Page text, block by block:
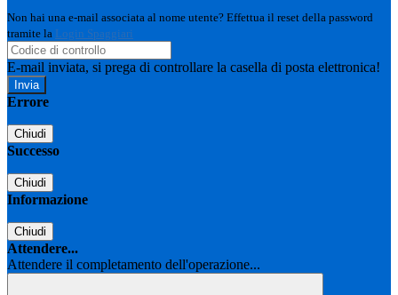
Non hai una e-mail associata al nome utente? Effettua il reset della password
tramite la Login Spaggiari
E-mail inviata, si prega di controllare la casella di posta elettronica!
Errore
Chiudi
Successo
Chiudi
Informazione
Chiudi
Attendere...
Attendere il completamento dell'operazione...